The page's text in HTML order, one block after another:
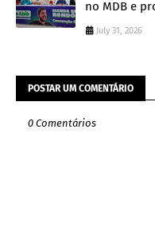
no MDB e
July 31, 2026
POSTAR UM COMENTÁRIO
0 Comentários